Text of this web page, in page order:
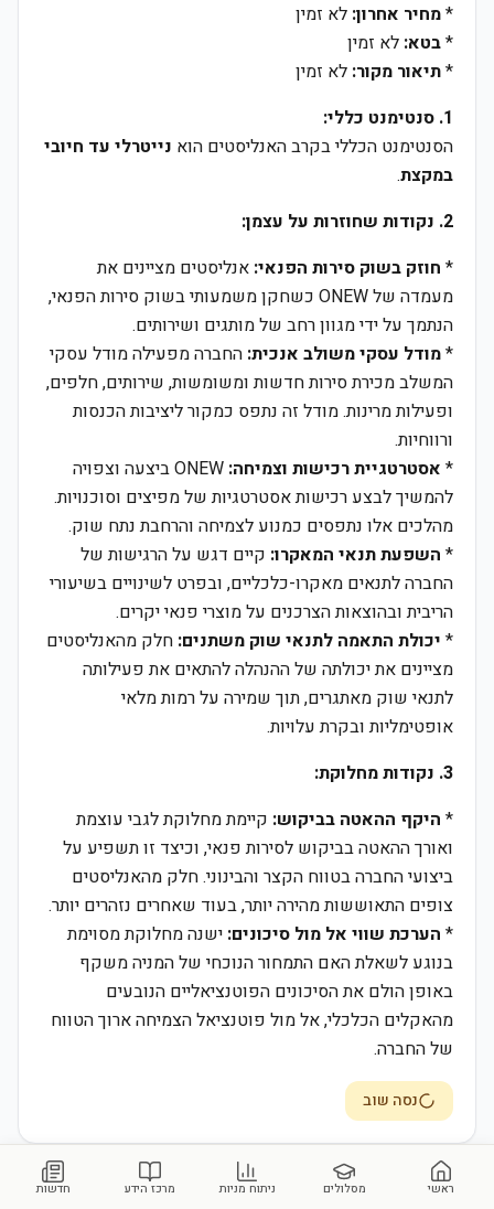
*מחיר אחרון: לא זמין
*בטא: לא זמין
*תיאור מקור: לא זמין
1. סנטימנט כללי:
הסנטימנט הכללי בקרב האנליסטים הוא נייטרלי עד חיובי
במקצת.
2. נקודות שחוזרות על עצמן:
* חוזק בשוק סירות הפנאי: אנליסטים מציינים את
מעמדה של ONEW כשחקן משמעותי בשוק סירות הפנאי,
הנתמך על ידי מגוון רחב של מותגים ושירותים.
*מודל עסקי משולב אנכית: החברה מפעילה מודל עסקי
המשלב מכירת סירות חדשות ומשומשות, שירותים, חלפים,
ופעילות מרינות. מודל זה נתפס כמקור ליציבות הכנסות
ורווחיות.
* אסטרטגיית רכישות וצמיחה:
ONEW ביצעה וצפויה
להמשיך לבצע רכישות אסטרטגיות של מפיצים וסוכנויות.
מהלכים אלו נתפסים כמנוע לצמיחה והרחבת נתח שוק.
* השפעת תנאי המאקרו: קיים דגש על הרגישות של
החברה לתנאים מאקרו-כלכליים, ובפרט לשינויים בשיעורי
הריבית ובהוצאות הצרכנים על מוצרי פנאי יקרים.
* יכולת התאמה לתנאי שוק משתנים: חלק מהאנליסטים
מציינים את יכולתה של ההנהלה להתאים את פעילותה
לתנאי שוק מאתגרים, תוך שמירה על רמות מלאי
אופטימליות ובקרת עלויות.
3. נקודות מחלוקת:
* היקף ההאטה בביקוש: קיימת מחלוקת לגבי עוצמת
ואורך ההאטה בביקוש לסירות פנאי, וכיצד זו תשפיע על
ביצועי החברה בטווח הקצר והבינוני. חלק מהאנליסטים
צופים התאוששות מהירה יותר, בעוד שאחרים נזהרים יותר.
* הערכת שווי אל מול סיכונים: ישנה מחלוקת מסוימת
בנוגע לשאלת האם התמחור הנוכחי של המניה משקף
באופן הולם את הסיכונים הפוטנציאליים הנובעים
מהאקלים הכלכלי, אל מול פוטנציאל הצמיחה ארוך הטווח
של החברה.
נסה שוב
ראשי מסלולים ניתוח מניות מרכז הידע חדשות